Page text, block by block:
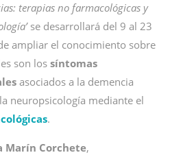
terapias no farmacológicas y
se desarrollará del 9 al 23
ampliar el conocimiento sobre
son los síntomas
asociados a la demencia
neuropsicología mediante el
.
Marín Corchete,